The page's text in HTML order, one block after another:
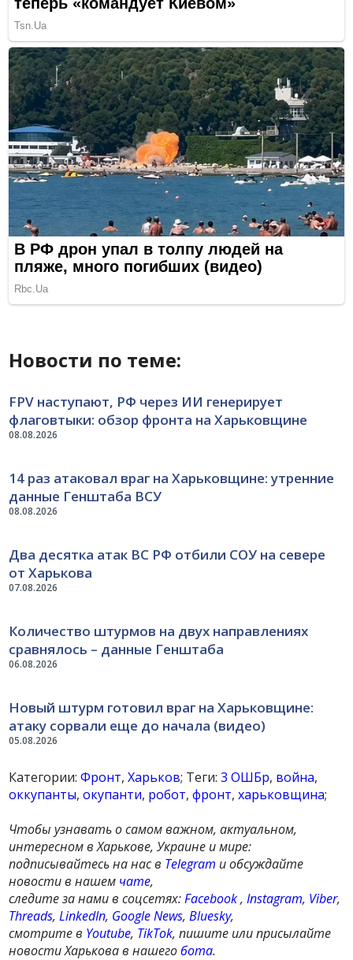
Новости по теме:
08.08.2026
FPV наступают, РФ через ИИ генерирует
флаговтыки: обзор фронта на Харьковщине
08.08.2026
14 раз атаковал враг на Харьковщине: утренние
данные Генштаба ВСУ
07.08.2026
Два десятка атак ВС РФ отбили СОУ на севере
от Харькова
06.08.2026
Количество штурмов на двух направлениях
сравнялось – данные Генштаба
05.08.2026
Новый штурм готовил враг на Харьковщине:
атаку сорвали еще до начала (видео)
Категории:Фронт,Харьков; Теги:3 ОШБр, война,
оккупанты,окупанти, робот,фронт,харьковщина;
Чтобы узнавать о самом важном, актуальном,
интересном в Харькове, Украине и мире:
подписывайтесь на нас в Telegram и обсуждайте
новости в нашем чате,
следите за нами в соцсетях:Facebook,Instagram, Viber,
Threads,LinkedIn, Google News,Bluesky,
смотрите в Youtube, TikTok, пишите или присылайте
новости Харькова в нашегобота.